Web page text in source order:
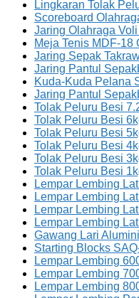
Lingkaran Tolak
Scoreboard
Jaring Olahraga
Meja Tenis MDF-18
Jaring Sepak
Jaring Pantul
Kuda-Kuda Pelana
Jaring Pantul
Tolak Peluru Besi
Tolak Peluru Besi
Tolak Peluru Besi
Tolak Peluru Besi
Tolak Peluru Besi
Tolak Peluru Besi
Lempar Lembing
Lempar Lembing
Lempar Lembing
Lempar Lembing
Gawang Lari
Starting Blocks
Lempar Lembing
Lempar Lembing
Lempar Lembing